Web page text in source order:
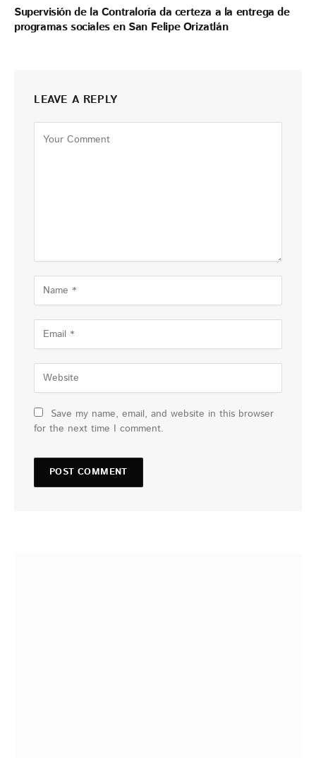
Supervisión de la Contraloría da certeza a la entrega de
programas sociales en San Felipe Orizatlán
LEAVE A REPLY
Save my name, email, and website in this browser
for the next time I comment.